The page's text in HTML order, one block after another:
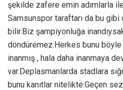
şekilde zafere emin adımlarla
Samsunspor taraftarı da bu
bilir.Biz şampiyonluğa
döndüremez.Herkes bunu
inanmış , hala daha inanmaya
var.Deplasmanlarda stadlara
bunu kanıtlar nitelikte.Geçen